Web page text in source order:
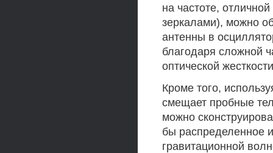
на частоте,
зеркалами), можно
антенны в
благодаря сложной
оптической
Кроме того,
смещает пробные
можно
бы распределенное
гравитационной